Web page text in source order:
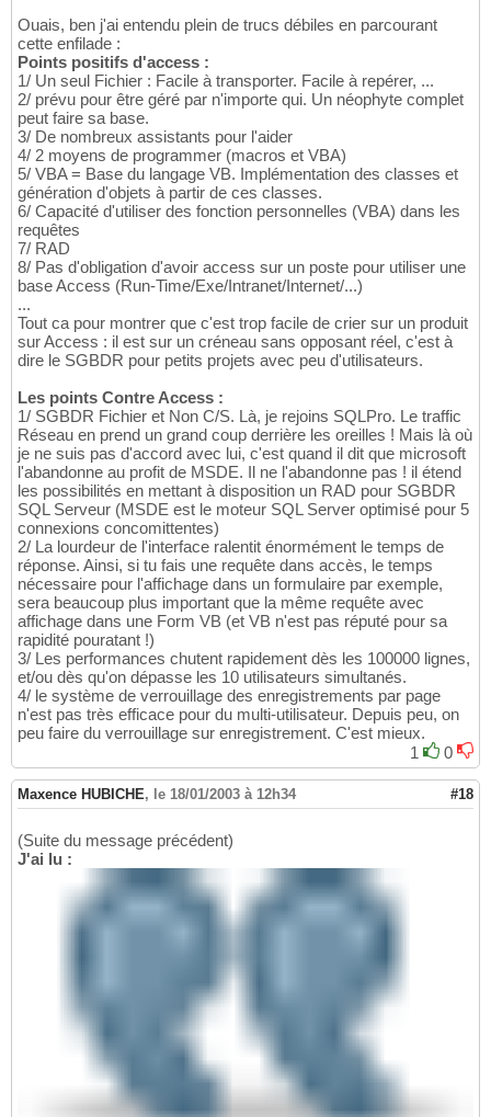
Ouais, ben j'ai entendu plein de trucs débiles en parcourant
cette enfilade :
Points positifs d'access :
1/ Un seul Fichier : Facile à transporter. Facile à repérer, ...
2/ prévu pour être géré par n'importe qui. Un néophyte complet
peut faire sa base.
3/ De nombreux assistants pour l'aider
4/ 2 moyens de programmer (macros et VBA)
5/ VBA = Base du langage VB. Implémentation des classes et
génération d'objets à partir de ces classes.
6/ Capacité d'utiliser des fonction personnelles (VBA) dans les
requêtes
7/ RAD
8/ Pas d'obligation d'avoir access sur un poste pour utiliser une
base Access (Run-Time/Exe/Intranet/Internet/...)
...
Tout ca pour montrer que c'est trop facile de crier sur un produit
sur Access : il est sur un créneau sans opposant réel, c'est à
dire le SGBDR pour petits projets avec peu d'utilisateurs.
Les points Contre Access :
1/ SGBDR Fichier et Non C/S. Là, je rejoins SQLPro. Le traffic
Réseau en prend un grand coup derrière les oreilles ! Mais là où
je ne suis pas d'accord avec lui, c'est quand il dit que microsoft
l'abandonne au profit de MSDE. Il ne l'abandonne pas ! il étend
les possibilités en mettant à disposition un RAD pour SGBDR
SQL Serveur (MSDE est le moteur SQL Server optimisé pour 5
connexions concomittentes)
2/ La lourdeur de l'interface ralentit énormément le temps de
réponse. Ainsi, si tu fais une requête dans accès, le temps
nécessaire pour l'affichage dans un formulaire par exemple,
sera beaucoup plus important que la même requête avec
affichage dans une Form VB (et VB n'est pas réputé pour sa
rapidité pouratant !)
3/ Les performances chutent rapidement dès les 100000 lignes,
et/ou dès qu'on dépasse les 10 utilisateurs simultanés.
4/ le système de verrouillage des enregistrements par page
n'est pas très efficace pour du multi-utilisateur. Depuis peu, on
peu faire du verrouillage sur enregistrement. C'est mieux.
1
0
Maxence HUBICHE, le 18/01/2003 à 12h34 #18
(Suite du message précédent)
J'ai lu :